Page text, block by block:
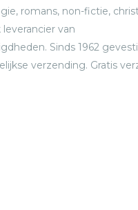
romans, non-fictie,
van
Sinds 1962
verzending. Gratis